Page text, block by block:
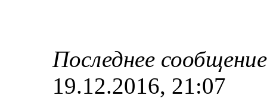
Последнее
19.12.2016, 21:07